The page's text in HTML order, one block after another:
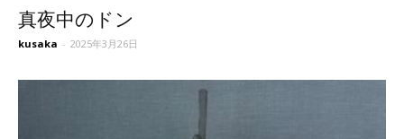
真夜中のドン
kusaka - 2025年3月26日